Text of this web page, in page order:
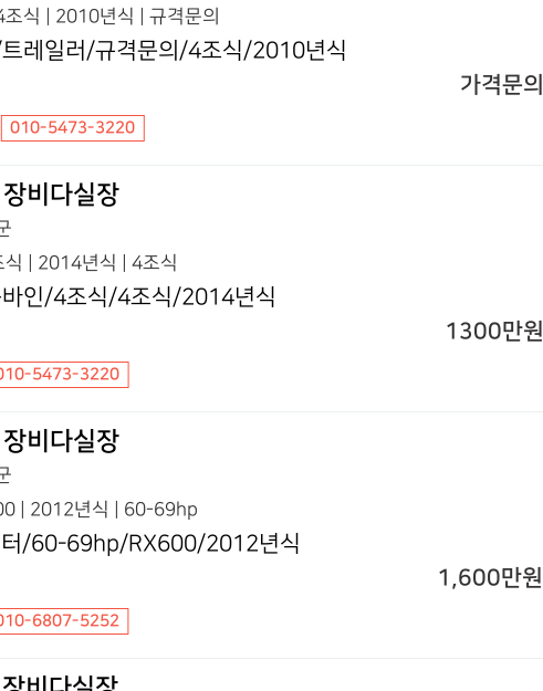
조식 | 2010년식 | 규격문의
레일러/규격문의/4조식/2010년식
가격문의
010-5473-3220
비다실장
식 | 2014년식 | 4조식
인/4조식/4조식/2014년식
1300만원
5473-3220
비다실장
| 2012년식 | 60-69hp
터/60-69hp/RX600/2012년식
1,600만원
6807-5252